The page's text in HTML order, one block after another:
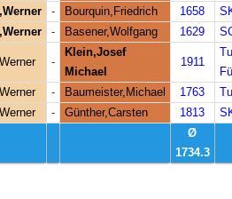
- Bourquin,Friedrich 1658
- Basener,Wolfgang 1629
-
Klein,Josef
Michael
1911
- Baumeister,Michael 1763
- Günther,Carsten 1813
Ø
1734.3